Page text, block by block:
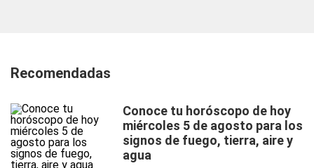
Recomendadas
Conoce tu horóscopo de hoy
miércoles 5 de agosto para los
signos de fuego, tierra, aire y
agua